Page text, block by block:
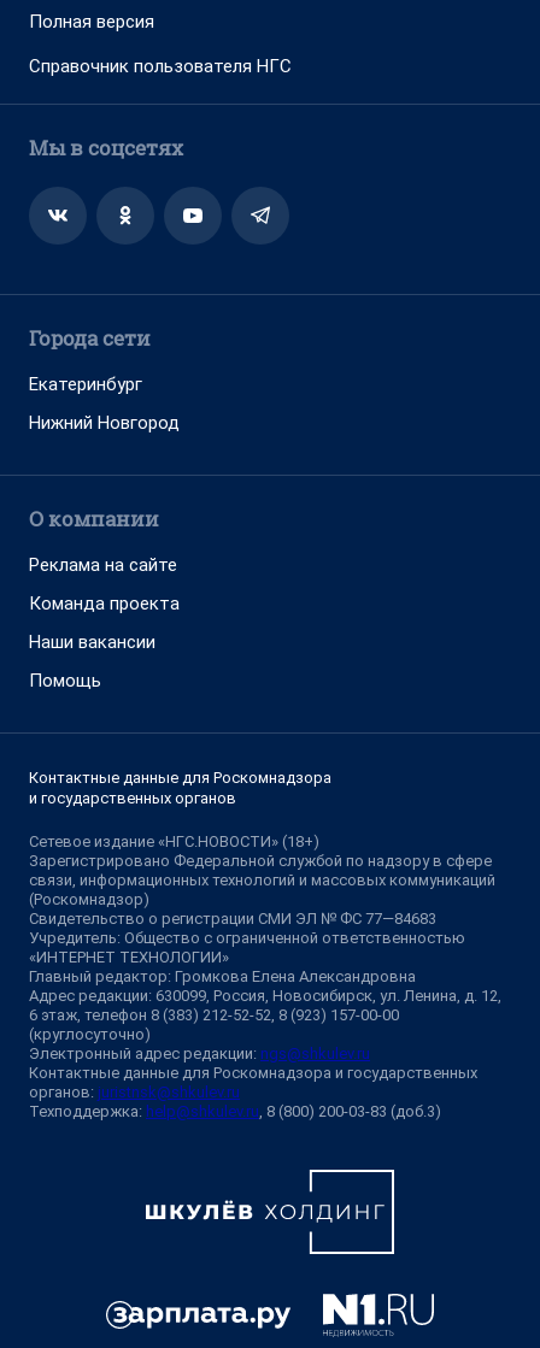
Полная версия
Справочник пользователя НГС
Мы в соцсетях
Города сети
Екатеринбург
Нижний Новгород
О компании
Реклама на сайте
Команда проекта
Наши вакансии
Помощь
Контактные данные для Роскомнадзора
и государственных органов
Сетевое издание «НГС.НОВОСТИ» (18+)
Зарегистрировано Федеральной службой по надзору в сфере
связи, информационных технологий и массовых коммуникаций
(Роскомнадзор)
Свидетельство о регистрации СМИ ЭЛ № ФС 77—84683
Учредитель: Общество с ограниченной ответственностью
«ИНТЕРНЕТ ТЕХНОЛОГИИ»
Главный редактор: Громкова Елена Александровна
Адрес редакции: 630099, Россия, Новосибирск, ул. Ленина, д. 12,
6 этаж, телефон 8 (383) 212-52-52, 8 (923) 157-00-00
(круглосуточно)
Электронный адрес редакции: ngs@shkulev.ru
Контактные данные для Роскомнадзора и государственных
органов: juristnsk@shkulev.ru
Техподдержка: help@shkulev.ru, 8 (800) 200-03-83 (доб.3)